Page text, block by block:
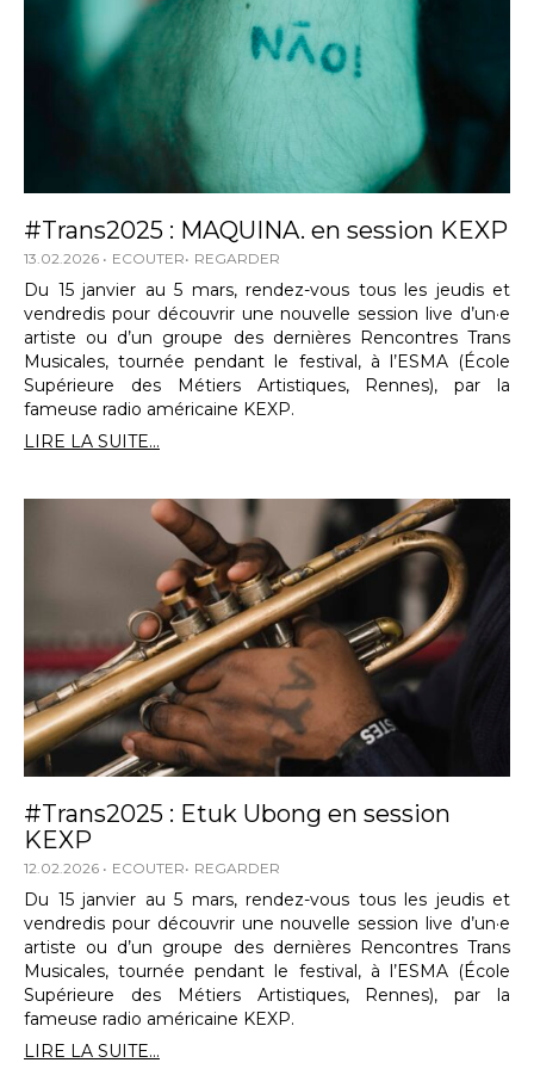
#Trans2025 : MAQUINA. en session KEXP
13.02.2026 ECOUTER REGARDER
Du 15 janvier au 5 mars, rendez-vous tous les jeudis et
vendredis pour découvrir une nouvelle session live d’un·e
artiste ou d’un groupe des dernières Rencontres Trans
Musicales, tournée pendant le festival, à l’ESMA (École
Supérieure des Métiers Artistiques, Rennes), par la
fameuse radio américaine KEXP.
LIRE LA SUITE...
#Trans2025 : Etuk Ubong en session
KEXP
12.02.2026 ECOUTER REGARDER
Du 15 janvier au 5 mars, rendez-vous tous les jeudis et
vendredis pour découvrir une nouvelle session live d’un·e
artiste ou d’un groupe des dernières Rencontres Trans
Musicales, tournée pendant le festival, à l’ESMA (École
Supérieure des Métiers Artistiques, Rennes), par la
fameuse radio américaine KEXP.
LIRE LA SUITE...